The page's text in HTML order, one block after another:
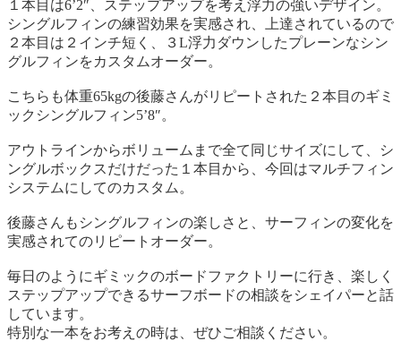
１本目は6’2″、ステップアップを考え浮力の強いデザイン。
シングルフィンの練習効果を実感され、上達されているので
２本目は２インチ短く、３L浮力ダウンしたプレーンなシン
グルフィンをカスタムオーダー。
こちらも体重65kgの後藤さんがリピートされた２本目のギミ
ックシングルフィン5’8″。
アウトラインからボリュームまで全て同じサイズにして、シ
ングルボックスだけだった１本目から、今回はマルチフィン
システムにしてのカスタム。
後藤さんもシングルフィンの楽しさと、サーフィンの変化を
実感されてのリピートオーダー。
毎日のようにギミックのボードファクトリーに行き、楽しく
ステップアップできるサーフボードの相談をシェイパーと話
しています。
特別な一本をお考えの時は、ぜひご相談ください。